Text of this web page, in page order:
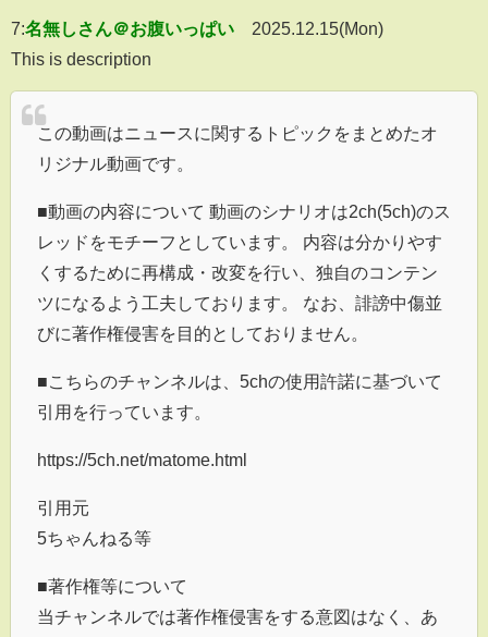
7:名無しさん＠お腹いっぱい
2025.12.15(Mon)
This is description
この動画はニュースに関するトピックをまとめたオ
リジナル動画です。
■動画の内容について 動画のシナリオは2ch(5ch)のス
レッドをモチーフとしています。 内容は分かりやす
くするために再構成・改変を行い、独自のコンテン
ツになるよう工夫しております。 なお、誹謗中傷並
びに著作権侵害を目的としておりません。
■こちらのチャンネルは、5chの使用許諾に基づいて
引用を行っています。
https://5ch.net/matome.html
引用元
5ちゃんねる等
■著作権等について
当チャンネルでは著作権侵害をする意図はなく、あ